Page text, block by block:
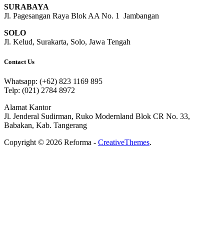
SURABAYA
Jl. Pagesangan Raya Blok AA No. 1 Jambangan
SOLO
Jl. Kelud, Surakarta, Solo, Jawa Tengah
Contact Us
Whatsapp: (+62) 823 1169 895
Telp: (021) 2784 8972
Alamat Kantor
Jl. Jenderal Sudirman, Ruko Modernland Blok CR No. 33,
Babakan, Kab. Tangerang
Copyright © 2026 Reforma - CreativeThemes.